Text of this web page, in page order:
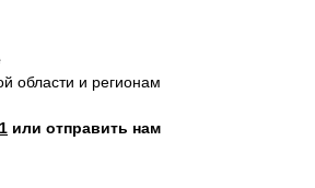
области и регионам
или отправить нам